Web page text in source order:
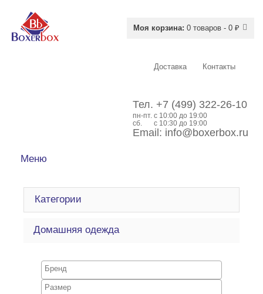
Моя корзина: 0 товаров - 0 ₽
Доставка Контакты
Тел. +7 (499) 322-26-10
пн-пт. c 10:00 до 19:00
сб.
с 10:30 до 19:00
Email: info@boxerbox.ru
Меню
Категории
Домашняя одежда